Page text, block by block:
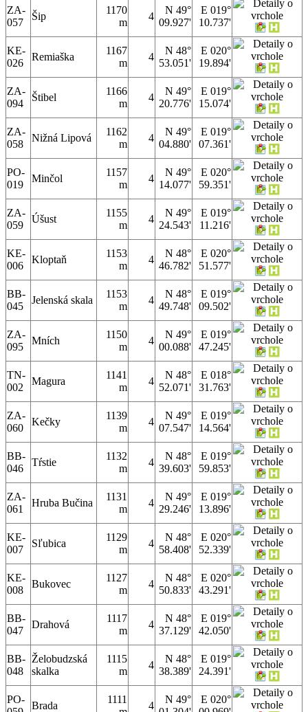
ZA-
057
Šip
1170
m
4
N 49°
09.927'
E 019°
10.737'
KE-
026
Remiaška
1167
m
4
N 48°
53.051'
E 020°
19.894'
ZA-
094
Štibel
1166
m
4
N 49°
20.776'
E 019°
15.074'
ZA-
058
Nižná Lipová
1162
m
4
N 49°
04.880'
E 019°
07.361'
PO-
019
Minčol
1157
m
4
N 49°
14.077'
E 020°
59.351'
ZA-
059
Úšust
1155
m
4
N 49°
24.543'
E 019°
11.216'
KE-
006
Kloptaň
1153
m
4
N 48°
46.782'
E 020°
51.577'
BB-
045
Jelenská skala
1153
m
4
N 48°
49.748'
E 019°
09.502'
ZA-
095
Mních
1150
m
4
N 49°
00.088'
E 019°
47.245'
TN-
002
Magura
1141
m
4
N 48°
52.071'
E 018°
31.763'
ZA-
060
Kečky
1139
m
4
N 49°
07.547'
E 019°
14.564'
BB-
046
Tŕstie
1132
m
4
N 48°
39.603'
E 019°
59.853'
ZA-
061
Hruba Bučina
1131
m
4
N 49°
29.246'
E 019°
13.896'
KE-
007
Sľubica
1129
m
4
N 48°
58.408'
E 020°
52.339'
KE-
008
Bukovec
1127
m
4
N 48°
50.833'
E 020°
43.291'
BB-
047
Drahová
1117
m
4
N 48°
37.129'
E 019°
42.050'
BB-
048
Želobudzská
skalka
1115
m
4
N 48°
38.389'
E 019°
24.391'
PO-
Brada
1111
4
N 49°
E 020°